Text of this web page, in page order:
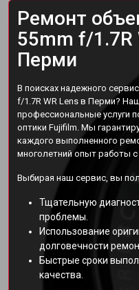
Ремонт
55mm f/1.7R
Перми
В поисках надежного
f/1.7R WR Lens в Перми?
профессиональные услуги
оптики Fujifilm. Мы
каждого выполненного
многолетний опыт работы с
Выбирая наш сервис, вы
Тщательную
проблемы.
Использование
долговечности
Быстрые сроки
качества.